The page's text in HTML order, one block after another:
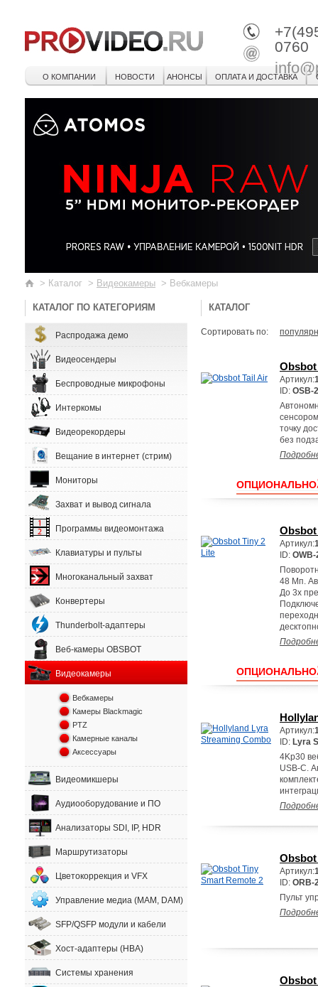
0760
О КОМПАНИИ НОВОСТИ АНОНСЫ ОПЛАТА И ДОСТАВКА
> Каталог > Видеокамеры > Вебкамеры
КАТАЛОГ ПО КАТЕГОРИЯМ
Распродажа демо
Видеосендеры
Беспроводные микрофоны
Интеркомы
Видеорекордеры
Вещание в интернет (стрим)
Мониторы
Захват и вывод сигнала
Программы видеомонтажа
Клавиатуры и пульты
Многоканальный захват
Конвертеры
Thunderbolt-адаптеры
Веб-камеры OBSBOT
Видеокамеры
Вебкамеры
Камеры Blackmagic
PTZ
Камерные каналы
Аксессуары
Видеомикшеры
Аудиооборудование и ПО
Анализаторы SDI, IP, HDR
Маршрутизаторы
Цветокоррекция и VFX
Управление медиа (MAM, DAM)
SFP/QSFP модули и кабели
Хост-адаптеры (HBA)
Системы хранения
КАТАЛОГ
Сортировать по:
Артикул:
ID: OSB-
точку
без
ОПЦИОНАЛЬНО
Артикул:
ID:
48 Мп.
До 3х
ОПЦИОНАЛЬНО
Артикул:
ID: Lyra
4Kp30
USB-C.
Obsbot
Артикул:
ID: ORB-
Пульт
Obsbot